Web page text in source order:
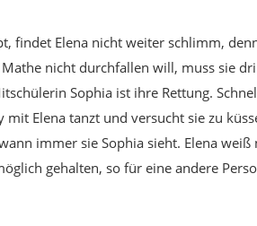
findet Elena nicht weiter schlimm,
nicht durchfallen will, muss sie
Sophia ist ihre Rettung.
Elena tanzt und versucht sie zu
immer sie Sophia sieht. Elena
gehalten, so für eine andere